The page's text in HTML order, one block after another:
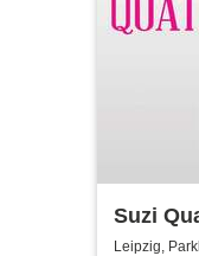
Suzi
Leipzig,